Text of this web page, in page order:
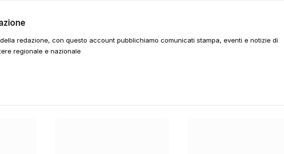
redazione, con questo account pubblichiamo comunicati stampa, eventi e notizie di
regionale e nazionale